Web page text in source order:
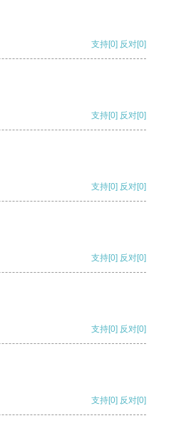
支持[0] 反对[0]
支持[0] 反对[0]
支持[0] 反对[0]
支持[0] 反对[0]
支持[0] 反对[0]
支持[0] 反对[0]